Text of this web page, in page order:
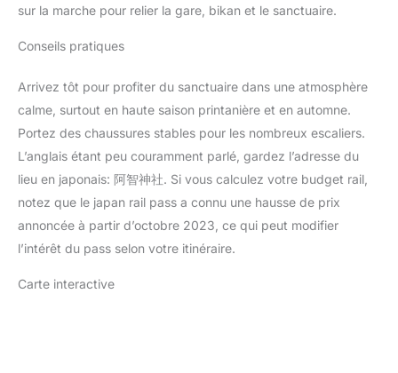
sur la marche pour relier la gare, bikan et le sanctuaire.
Conseils pratiques
Arrivez tôt pour profiter du sanctuaire dans une atmosphère
calme, surtout en haute saison printanière et en automne.
Portez des chaussures stables pour les nombreux escaliers.
L’anglais étant peu couramment parlé, gardez l’adresse du
lieu en japonais: 阿智神社. Si vous calculez votre budget rail,
notez que le japan rail pass a connu une hausse de prix
annoncée à partir d’octobre 2023, ce qui peut modifier
l’intérêt du pass selon votre itinéraire.
Carte interactive